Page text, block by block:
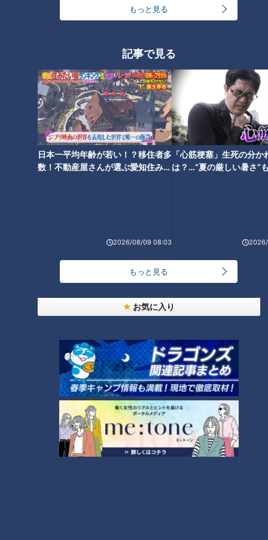
もっと見る
記事で見る
日本一平均年齢が若い！？移住者多
数！不動産屋さんが選ぶ愛知住みた
2026/08/09 08:03
「心筋梗塞」生死の分か
は？…“夏の厳しい暑さ”
もっと見る
お気に入り
ンプルだからこそ、麺や卵そのものの品質が味を左右する一杯
最後はTKGになる⁉︎
西村が特におすすめしたのは、セットメニューでの締めの楽し
唐揚げセットを頼むと、ご飯も付き、麺を食べ終えた後の丼に
は卵とタレが残ります。そこへご飯を投入することで、“TKM
自身の体型を気にしている西村でしたが、健康診断が終わった
後ということもあり、たっぷり食べたそうです。
シンプルながら奥深い“卵かけ麺”の魅力を熱弁した西村。卵と
つ“TKM”は、一度体験するとクセになる味わいなのかもしれま
その小麦と卵の世界を味わってみてはいかがでしょうか。
（ランチョンマット先輩）
この記事の画像を見る